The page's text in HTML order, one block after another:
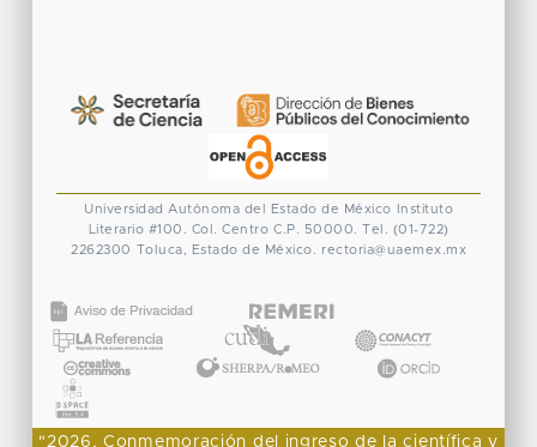
Universidad Autónoma del Estado de México
Instituto
Literario #100. Col. Centro C.P. 50000. Tel. (01-722)
2262300 Toluca, Estado de México. rectoria@uaemex.mx
"2026, Conmemoración del ingreso de la científica y